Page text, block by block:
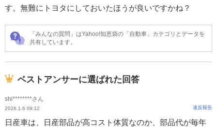
す。無難にトヨタにしておいたほうが良いですかね？
「みんなの質問」はYahoo!知恵袋の「自動車」カテゴリとデータを
共有しています。
ベストアンサーに選ばれた回答
shi********さん
2026.1.6 09:12 違反報告
日産車は、日産部品が高コスト体質なのか、部品代が毎年